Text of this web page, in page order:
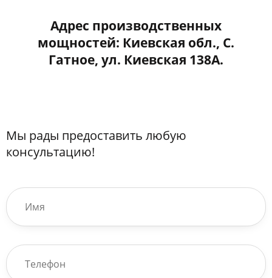
Адрес производственных
мощностей: Киевская обл., С.
Гатное, ул. Киевская 138А.
Мы рады предоставить любую
консультацию!